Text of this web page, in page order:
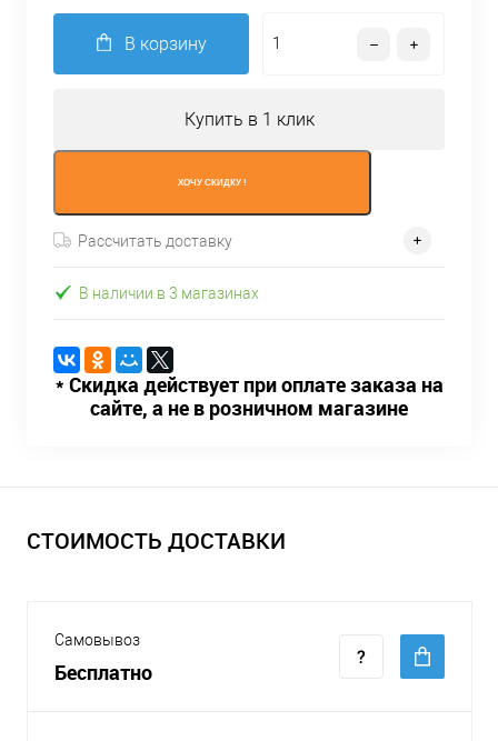
В корзину
Купить в 1 клик
ХОЧУ СКИДКУ !
Рассчитать доставку
В наличии в 3 магазинах
* Скидка действует при оплате заказа на
сайте, а не в розничном магазине
СТОИМОСТЬ ДОСТАВКИ
Самовывоз
Бесплатно